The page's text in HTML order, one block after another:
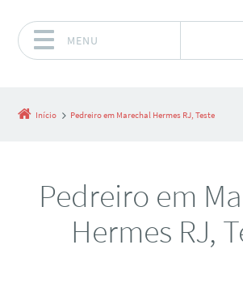
MENU
Início Pedreiro em Marechal Hermes RJ, Teste
Pedreiro em
Hermes RJ,